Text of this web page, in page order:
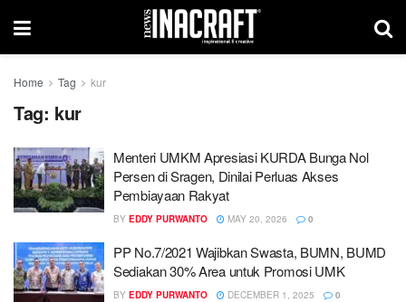
Home Tag kur
Tag: kur
Menteri UMKM Apresiasi KURDA Bunga Nol
Persen di Sragen, Dinilai Perluas Akses
Pembiayaan Rakyat
BY EDDY PURWANTO MAY 20, 2026 0
PP No.7/2021 Wajibkan Swasta, BUMN, BUMD
Sediakan 30% Area untuk Promosi UMK
BY EDDY PURWANTO DECEMBER 1, 2025 0